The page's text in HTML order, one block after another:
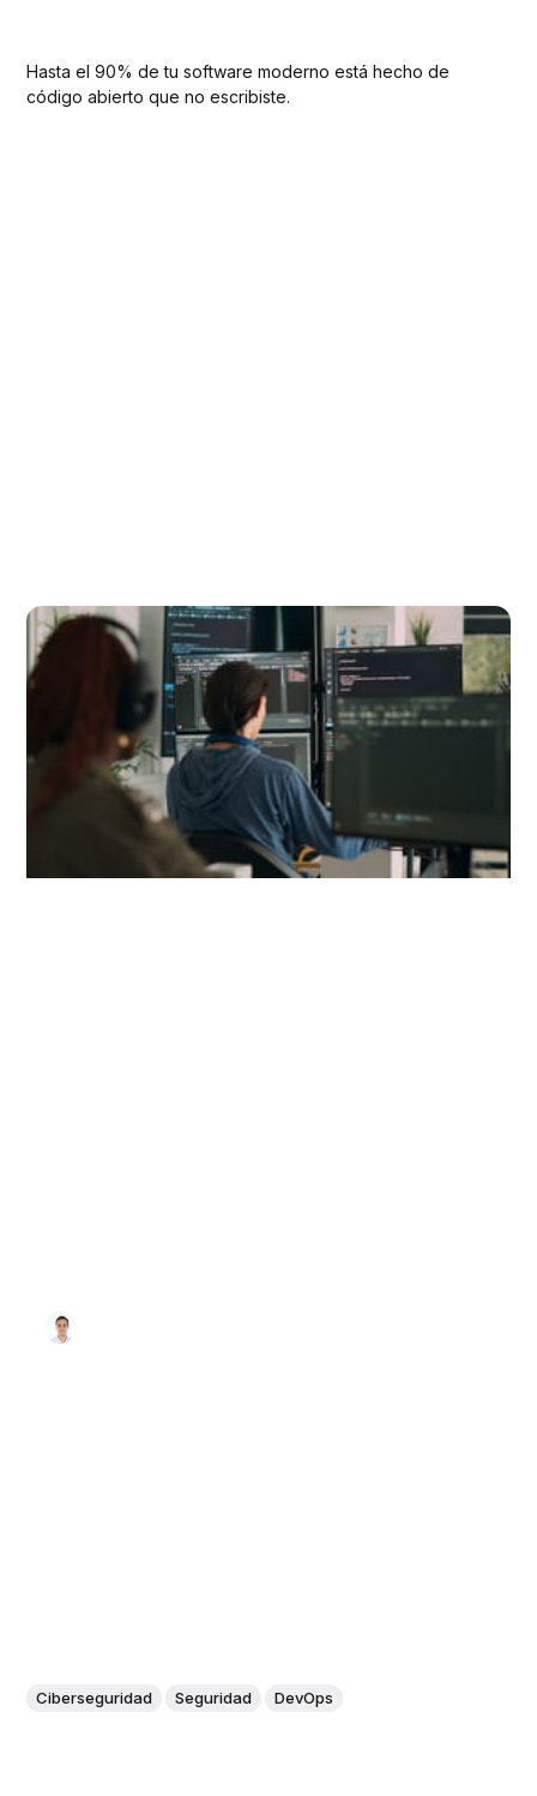
Hasta el 90% de tu software moderno está hecho de
código abierto que no escribiste.
Ciberseguridad Seguridad DevOps